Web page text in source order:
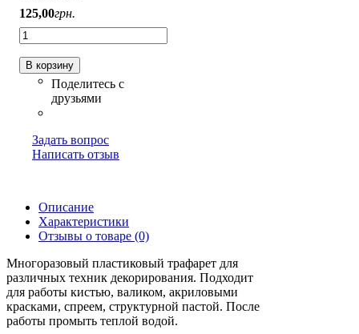
125,00грн.
В корзину
Задать вопрос
Написать отзыв
Описание
Характеристики
Отзывы о товаре (0)
Многоразовый пластиковый трафарет для
различных техник декорирования. Подходит
для работы кистью, валиком, акриловыми
красками, спреем, структурной пастой. После
работы промыть теплой водой.